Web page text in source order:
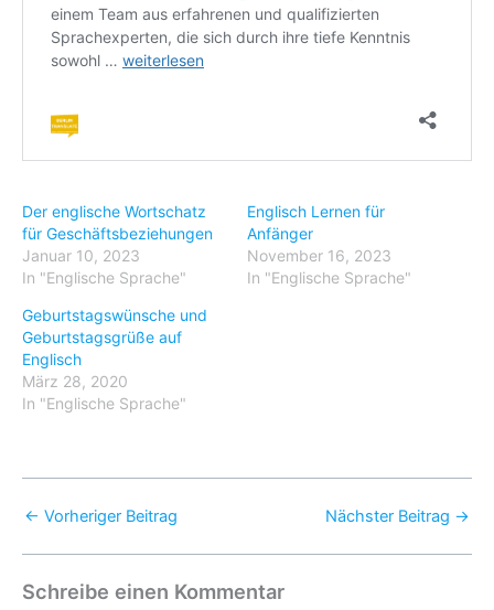
Der englische Wortschatz
für Geschäftsbeziehungen
Januar 10, 2023
In "Englische Sprache"
Englisch Lernen für
Anfänger
November 16, 2023
In "Englische Sprache"
Geburtstagswünsche und
Geburtstagsgrüße auf
Englisch
März 28, 2020
In "Englische Sprache"
← Vorheriger Beitrag Nächster Beitrag →
Schreibe einen Kommentar